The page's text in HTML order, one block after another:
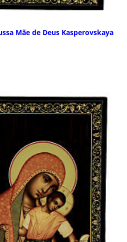
Mãe de Deus Kasperovskaya